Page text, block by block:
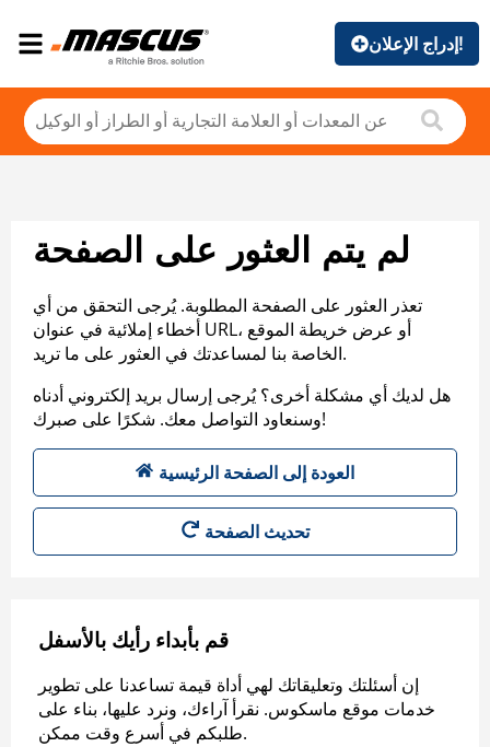
إدراج الإعلان!
لم يتم العثور على الصفحة
تعذر العثور على الصفحة المطلوبة. يُرجى التحقق من أي
أخطاء إملائية في عنوان URL، أو عرض خريطة الموقع
الخاصة بنا لمساعدتك في العثور على ما تريد.
هل لديك أي مشكلة أخرى؟ يُرجى إرسال بريد إلكتروني أدناه
وسنعاود التواصل معك. شكرًا على صبرك!
العودة إلى الصفحة الرئيسية
تحديث الصفحة
قم بأبداء رأيك بالأسفل
إن أسئلتك وتعليقاتك لهي أداة قيمة تساعدنا على تطوير
خدمات موقع ماسكوس. نقرأ آراءك، ونرد عليها، بناء على
طلبكم في أسرع وقت ممكن.